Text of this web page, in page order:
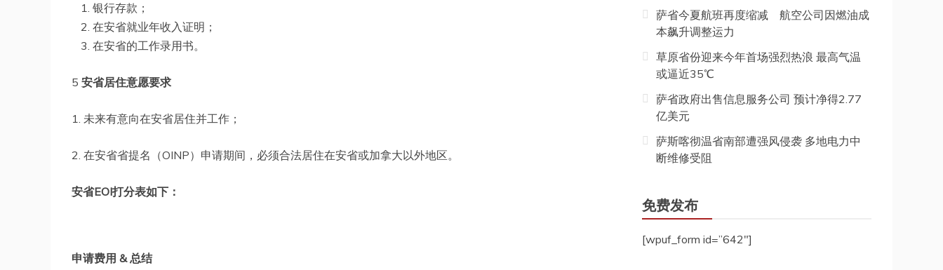
银行存款；
在安省就业年收入证明；
在安省的工作录用书。
5 安省居住意愿要求
1. 未来有意向在安省居住并工作；
2. 在安省省提名（OINP）申请期间，必须合法居住在安省或加拿大以外地区。
安省EOI打分表如下：
申请费用 & 总结
萨省今夏航班再度缩减 航空公司因燃油成
本飙升调整运力
草原省份迎来今年首场强烈热浪 最高气温
或逼近35℃
萨省政府出售信息服务公司 预计净得2.77
亿美元
萨斯喀彻温省南部遭强风侵袭 多地电力中
断维修受阻
免费发布
[wpuf_form id=”642″]